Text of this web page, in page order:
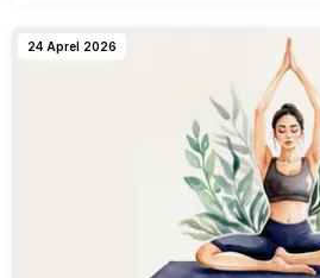
24 Aprel 2026